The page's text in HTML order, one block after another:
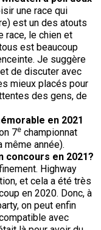
Peru)
une race qui
est un des atouts
race, le chien et
est beaucoup
Je suggère
de discuter avec
mieux placés pour
des gens, de
en 2021
7e championnat
même année).
concours en 2021?
Highway
et cela a été très
en 2020. Donc, à
on peut enfin
avec